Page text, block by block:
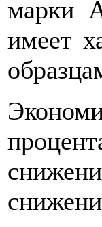
марки
имеет